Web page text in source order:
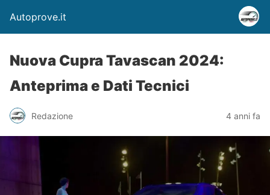
Autoprove.it
Nuova Cupra Tavascan 2024:
Anteprima e Dati Tecnici
Redazione 4 anni fa